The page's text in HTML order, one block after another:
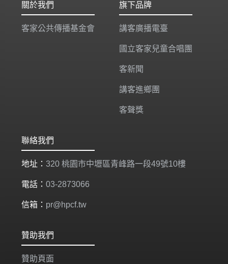
關於我們
客家公共傳播基金會
旗下品牌
講客廣播電臺
國立客家兒童合唱團
客新聞
講客進鄉團
客聲獎
聯絡我們
地址： 320 桃園市中壢區青峰路一段49號10樓
電話： 03-2873066
信箱： pr@hpcf.tw
贊助我們
贊助頁面